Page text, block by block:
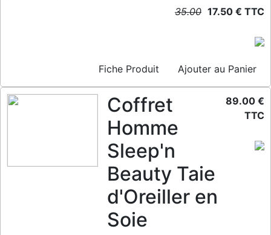
35.00 17.50 € TTC
Fiche Produit Ajouter au Panier
Coffret
Homme
Sleep'n
Beauty Taie
d'Oreiller en
Soie
89.00 €
TTC